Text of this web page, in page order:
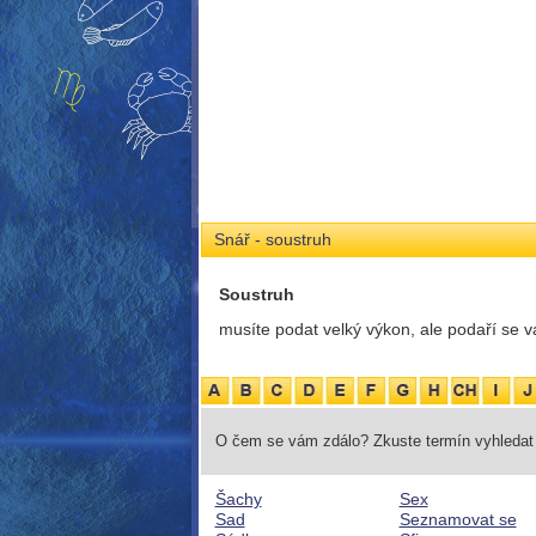
Snář - soustruh
Soustruh
musíte podat velký výkon, ale podaří se
O čem se vám zdálo? Zkuste termín
Šachy
Sad
Sex
Seznamovat se